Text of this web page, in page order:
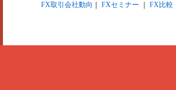
FX取引会社動向 FXセミナー FX比較